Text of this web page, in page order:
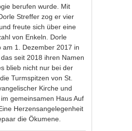
berufen wurde. Mit
Streffer zog er vier
freute sich über eine
von Enkeln. Dorle
am 1. Dezember 2017 in
seit 2018 ihren Namen
blieb nicht nur bei der
Turmspitzen von St.
Kirche und
gemeinsamen Haus Auf
Herzensangelegenheit
die Ökumene.